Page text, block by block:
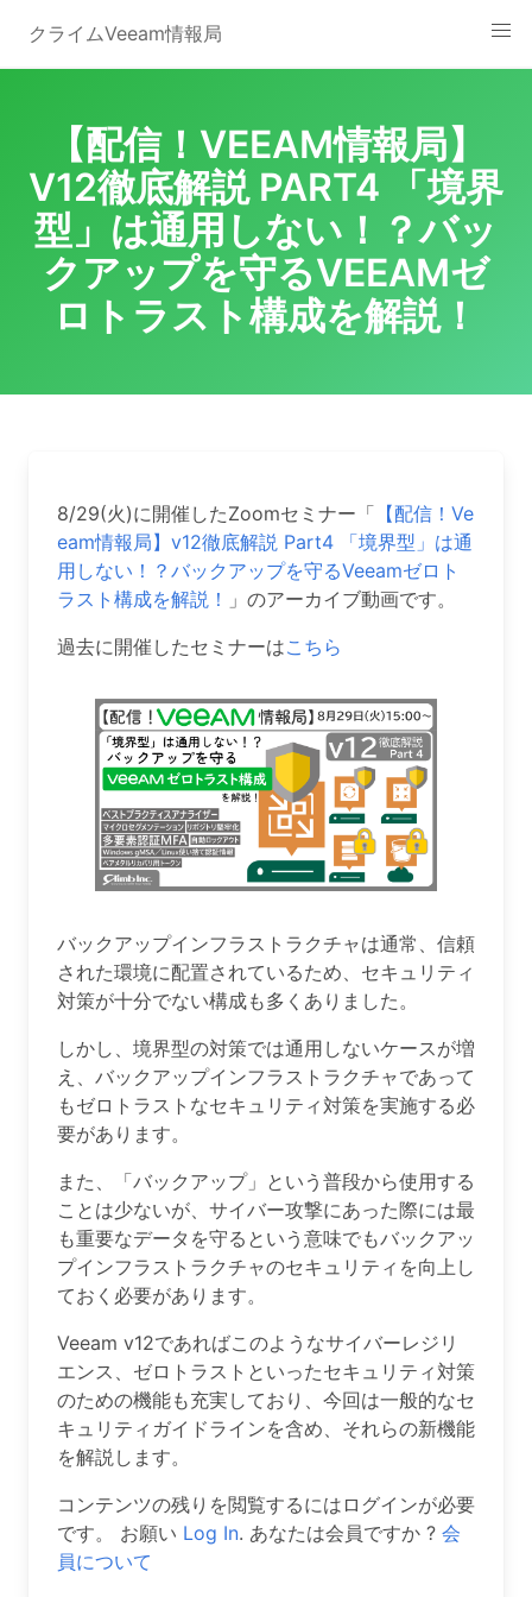
content
クライムVeeam情報局
【配信！VEEAM情報局】
V12徹底解説 PART4 「境界
型」は通用しない！？バッ
クアップを守るVEEAMゼ
ロトラスト構成を解説！
8/29(火)に開催したZoomセミナー「 【配信！Ve
eam情報局】v12徹底解説 Part4 「境界型」は通
用しない！？バックアップを守るVeeamゼロト
ラスト構成を解説！
」のアーカイブ動画です。
過去に開催したセミナーはこちら
バックアップインフラストラクチャは通常、信頼
された環境に配置されているため、セキュリティ
対策が十分でない構成も多くありました。
しかし、境界型の対策では通用しないケースが増
え、バックアップインフラストラクチャであって
もゼロトラストなセキュリティ対策を実施する必
要があります。
また、「バックアップ」という普段から使用する
ことは少ないが、サイバー攻撃にあった際には最
も重要なデータを守るという意味でもバックアッ
プインフラストラクチャのセキュリティを向上し
ておく必要があります。
Veeam v12であればこのようなサイバーレジリ
エンス、ゼロトラストといったセキュリティ対策
のための機能も充実しており、今回は一般的なセ
キュリティガイドラインを含め、それらの新機能
を解説します。
コンテンツの残りを閲覧するにはログインが必要
です。 お願い Log In. あなたは会員ですか ? 会
員について